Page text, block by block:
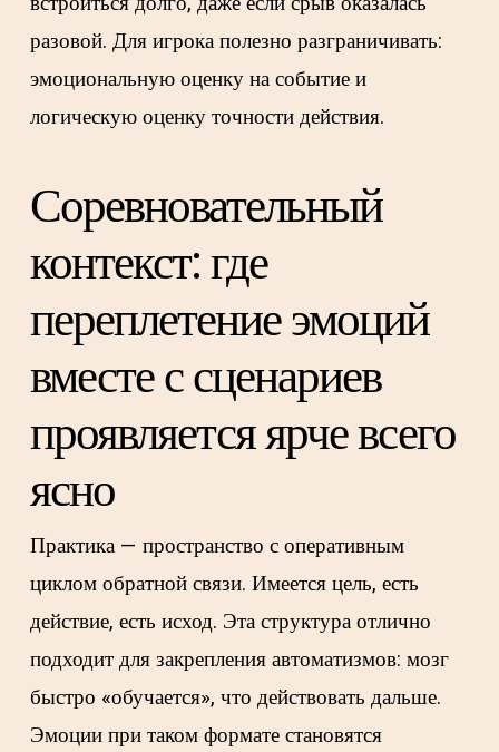
разовой. Для игрока полезно разграничивать:
эмоциональную оценку на событие и
логическую оценку точности действия.
Соревновательный
контекст: где
переплетение эмоций
вместе с сценариев
проявляется ярче всего
ясно
Практика — пространство с оперативным
циклом обратной связи. Имеется цель, есть
действие, есть исход. Эта структура отлично
подходит для закрепления автоматизмов: мозг
быстро «обучается», что действовать дальше.
Эмоции при таком формате становятся